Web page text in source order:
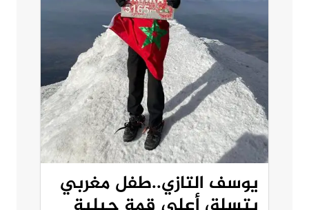
يوسف التازي..طفل مغربي